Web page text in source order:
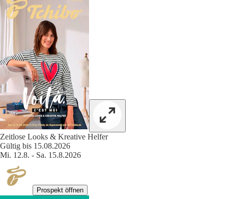
Zeitlose Looks & Kreative Helfer
Gültig bis 15.08.2026
Mi. 12.8. - Sa. 15.8.2026
Prospekt öffnen